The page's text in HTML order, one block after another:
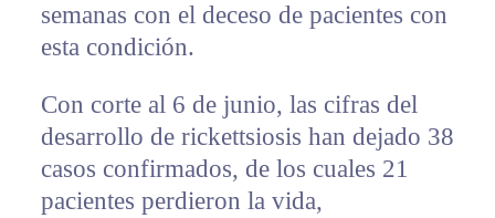
semanas con el deceso de pacientes con
esta condición.
Con corte al 6 de junio, las cifras del
desarrollo de rickettsiosis han dejado 38
casos confirmados, de los cuales 21
pacientes perdieron la vida,